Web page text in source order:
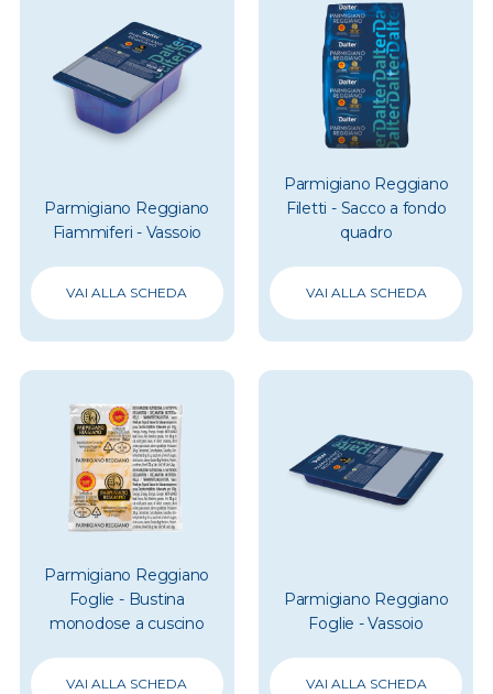
Parmigiano Reggiano
Fiammiferi - Vassoio
VAI ALLA SCHEDA
Parmigiano Reggiano
Filetti - Sacco a fondo
quadro
VAI ALLA SCHEDA
Parmigiano Reggiano
Foglie - Bustina
monodose a cuscino
VAI ALLA SCHEDA
Parmigiano Reggiano
Foglie - Vassoio
VAI ALLA SCHEDA